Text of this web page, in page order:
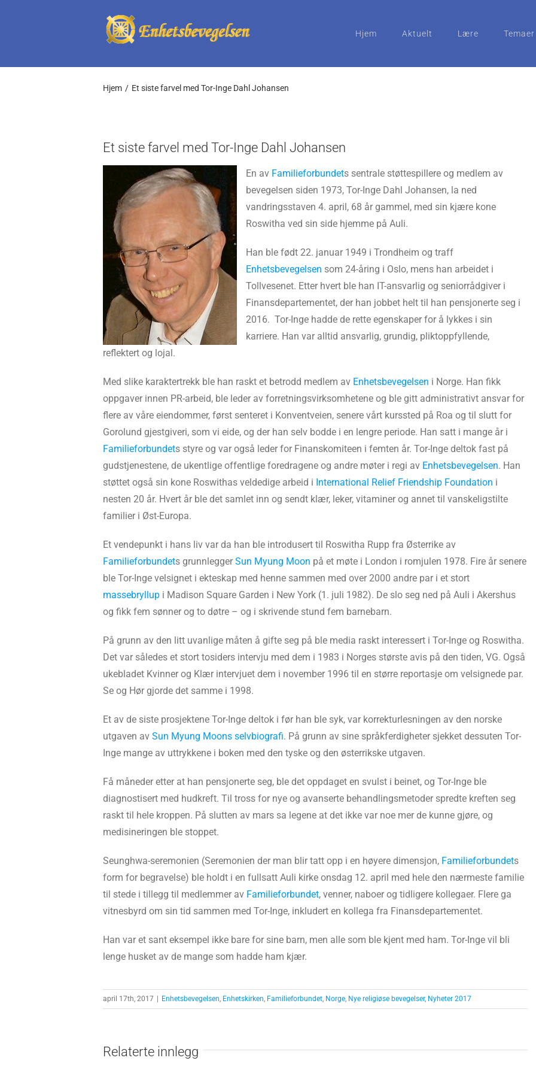
Hjem Aktuelt Lære Temaer
Hjem Et siste farvel med Tor-Inge Dahl Johansen
Et siste farvel med Tor-Inge Dahl Johansen
En av Familieforbundets sentrale støttespillere og medlem av
bevegelsen siden 1973, Tor-Inge Dahl Johansen, la ned
vandringsstaven 4. april, 68 år gammel, med sin kjære kone
Roswitha ved sin side hjemme på Auli.
Han ble født 22. januar 1949 i Trondheim og traff
Enhetsbevegelsen som 24-åring i Oslo, mens han arbeidet i
Tollvesenet. Etter hvert ble han IT-ansvarlig og seniorrådgiver i
Finansdepartementet, der han jobbet helt til han pensjonerte seg i
2016. Tor-Inge hadde de rette egenskaper for å lykkes i sin
karriere. Han var alltid ansvarlig, grundig, pliktoppfyllende,
reflektert og lojal.
Med slike karaktertrekk ble han raskt et betrodd medlem av Enhetsbevegelsen i Norge. Han fikk
oppgaver innen PR-arbeid, ble leder av forretningsvirksomhetene og ble gitt administrativt ansvar for
flere av våre eiendommer, først senteret i Konventveien, senere vårt kurssted på Roa og til slutt for
Gorolund gjestgiveri, som vi eide, og der han selv bodde i en lengre periode. Han satt i mange år i
Familieforbundets styre og var også leder for Finanskomiteen i femten år. Tor-Inge deltok fast på
gudstjenestene, de ukentlige offentlige foredragene og andre møter i regi av Enhetsbevegelsen. Han
støttet også sin kone Roswithas veldedige arbeid i International Relief Friendship Foundation i
nesten 20 år. Hvert år ble det samlet inn og sendt klær, leker, vitaminer og annet til vanskeligstilte
familier i Øst-Europa.
Et vendepunkt i hans liv var da han ble introdusert til Roswitha Rupp fra Østerrike av
Familieforbundets grunnleggerSun Myung Moon på et møte i London i romjulen 1978. Fire år senere
ble Tor-Inge velsignet i ekteskap med henne sammen med over 2000 andre par i et stort
massebryllup i Madison Square Garden i New York (1. juli 1982). De slo seg ned på Auli i Akershus
og fikk fem sønner og to døtre – og i skrivende stund fem barnebarn.
På grunn av den litt uvanlige måten å gifte seg på ble media raskt interessert i Tor-Inge og Roswitha.
Det var således et stort tosiders intervju med dem i 1983 i Norges største avis på den tiden, VG. Også
ukebladet Kvinner og Klær intervjuet dem i november 1996 til en større reportasje om velsignede par.
Se og Hør gjorde det samme i 1998.
Et av de siste prosjektene Tor-Inge deltok i før han ble syk, var korrekturlesningen av den norske
utgaven av Sun Myung Moons selvbiografi. På grunn av sine språkferdigheter sjekket dessuten Tor-
Inge mange av uttrykkene i boken med den tyske og den østerrikske utgaven.
Få måneder etter at han pensjonerte seg, ble det oppdaget en svulst i beinet, og Tor-Inge ble
diagnostisert med hudkreft. Til tross for nye og avanserte behandlingsmetoder spredte kreften seg
raskt til hele kroppen. På slutten av mars sa legene at det ikke var noe mer de kunne gjøre, og
medisineringen ble stoppet.
Seunghwa-seremonien (Seremonien der man blir tatt opp i en høyere dimensjon, Familieforbundets
form for begravelse) ble holdt i en fullsatt Auli kirke onsdag 12. april med hele den nærmeste familie
til stede i tillegg til medlemmer av Familieforbundet, venner, naboer og tidligere kollegaer. Flere ga
vitnesbyrd om sin tid sammen med Tor-Inge, inkludert en kollega fra Finansdepartementet.
Han var et sant eksempel ikke bare for sine barn, men alle som ble kjent med ham. Tor-Inge vil bli
lenge husket av de mange som hadde ham kjær.
april 17th, 2017 | Enhetsbevegelsen Enhetskirken Familieforbundet Norge Nye religiøse bevegelser, Nyheter 2017
Relaterte innlegg